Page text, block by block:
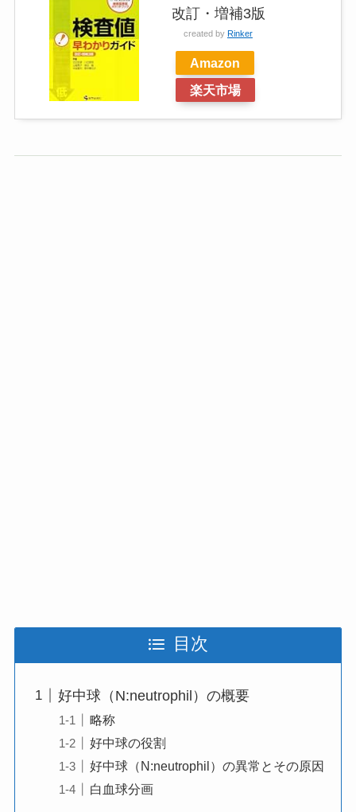
改訂・増補3版
created by Rinker
Amazon
楽天市場
目次
好中球（N:neutrophil）の概要
略称
好中球の役割
好中球（N:neutrophil）の異常とその原因
白血球分画